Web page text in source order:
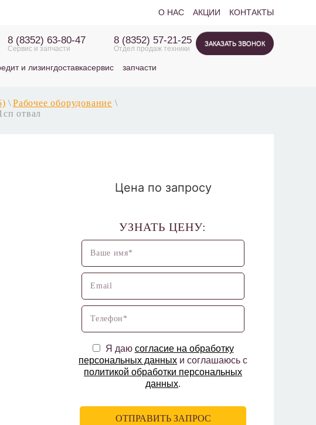
О НАС АКЦИИ КОНТАКТЫ
8 (8352) 63-80-47
Сервис и запчасти
8 (8352) 57-21-25
Отдел продаж техники
ЗАКАЗАТЬ ЗВОНОК
и лизингдоставкасервис запчасти
\ Рабочее оборудование \
отвал
Цена по запросу
УЗНАТЬ ЦЕНУ:
Я даю согласие на обработку
персональных данных и соглашаюсь с
политикой обработки персональных
данных.